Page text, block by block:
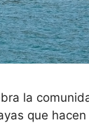
la
que